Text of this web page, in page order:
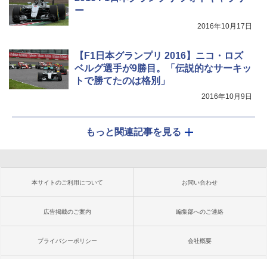
ー
2016年10月17日
【F1日本グランプリ 2016】ニコ・ロズ
ベルグ選手が9勝目。「伝説的なサーキッ
トで勝てたのは格別」
2016年10月9日
もっと関連記事を見る
本サイトのご利用について お問い合わせ
広告掲載のご案内 編集部へのご連絡
プライバシーポリシー 会社概要